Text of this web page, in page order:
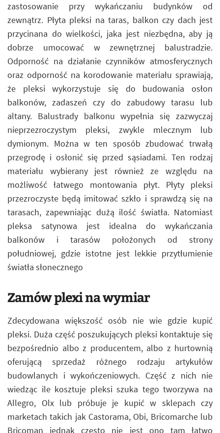
zastosowanie przy wykańczaniu budynków od
zewnątrz. Płyta pleksi na taras, balkon czy dach jest
przycinana do wielkości, jaka jest niezbędna, aby ją
dobrze umocować w zewnętrznej balustradzie.
Odporność na działanie czynników atmosferycznych
oraz odporność na korodowanie materiału sprawiają,
że pleksi wykorzystuje się do budowania osłon
balkonów, zadaszeń czy do zabudowy tarasu lub
altany. Balustrady balkonu wypełnia się zazwyczaj
nieprzezroczystym pleksi, zwykle mlecznym lub
dymionym. Można w ten sposób zbudować trwałą
przegrodę i osłonić się przed sąsiadami. Ten rodzaj
materiału wybierany jest również ze względu na
możliwość łatwego montowania płyt. Płyty pleksi
przezroczyste będą imitować szkło i sprawdzą się na
tarasach, zapewniając dużą ilość światła. Natomiast
pleksa satynowa jest idealna do wykańczania
balkonów i tarasów położonych od strony
południowej, gdzie istotne jest lekkie przytłumienie
światła słonecznego
Zamów plexi na wymiar
Zdecydowana większość osób nie wie gdzie kupić
pleksi. Duża część poszukujących pleksi kontaktuje się
bezpośrednio albo z producentem, albo z hurtownią
oferującą sprzedaż różnego rodzaju artykułów
budowlanych i wykończeniowych. Część z nich nie
wiedząc ile kosztuje pleksi szuka tego tworzywa na
Allegro, Olx lub próbuje je kupić w sklepach czy
marketach takich jak Castorama, Obi, Bricomarche lub
Bricoman jednak często nie jest ono tam łatwo